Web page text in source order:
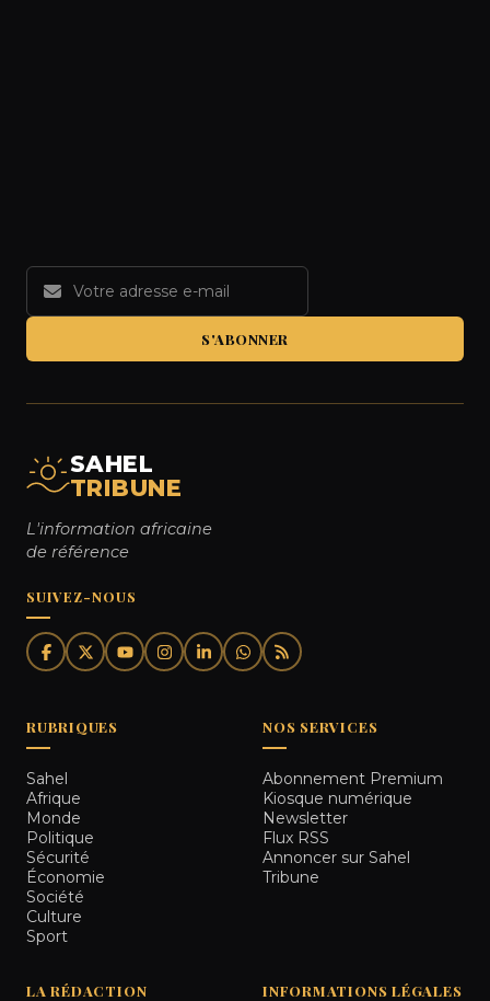
S'ABONNER
SAHEL
TRIBUNE
L'information africaine
de référence
SUIVEZ-NOUS
RUBRIQUES
Sahel
Afrique
Monde
Politique
Sécurité
Économie
Société
Culture
Sport
NOS SERVICES
Abonnement Premium
Kiosque numérique
Newsletter
Flux RSS
Annoncer sur Sahel
Tribune
LA RÉDACTION INFORMATIONS LÉGALES